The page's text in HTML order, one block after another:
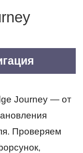
Journey — от
Проверяем